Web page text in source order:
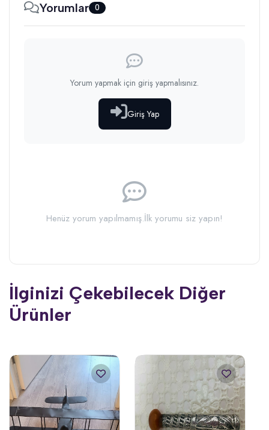
Yorumlar 0
Yorum yapmak için giriş yapmalısınız.
Giriş Yap
Henüz yorum yapılmamış.İlk yorumu siz yapın!
İlginizi Çekebilecek Diğer
Ürünler